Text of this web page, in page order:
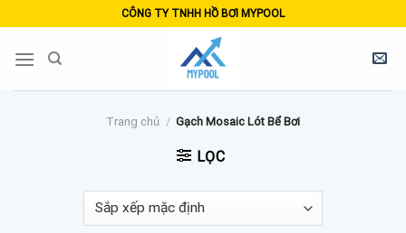
to
content
CÔNG TY TNHH HỒ BƠI MYPOOL
Trang chủ / Gạch Mosaic Lót Bể Bơi
LỌC